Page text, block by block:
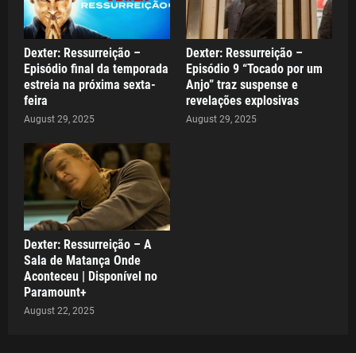
Dexter: Ressurreição –
Episódio final da temporada
estreia na próxima sexta-
feira
August 29, 2025
Dexter: Ressurreição –
Episódio 9 “Tocado por um
Anjo” traz suspense e
revelações explosivas
August 29, 2025
Dexter: Ressurreição – A
Sala de Matança Onde
Aconteceu | Disponível no
Paramount+
August 22, 2025